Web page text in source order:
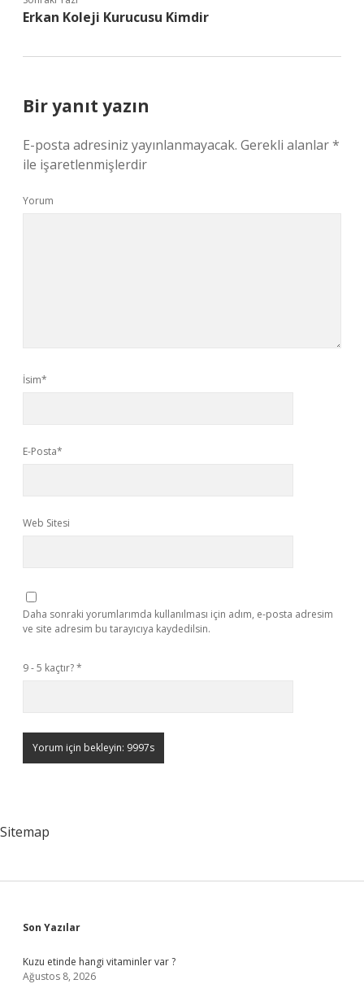
Erkan Koleji Kurucusu Kimdir
Bir yanıt yazın
E-posta adresiniz yayınlanmayacak. Gerekli alanlar*
ile işaretlenmişlerdir
Yorum
İsim*
E-Posta*
Web Sitesi
Daha sonraki yorumlarımda kullanılması için adım, e-posta adresim
ve site adresim bu tarayıcıya kaydedilsin.
9 - 5 kaçtır?*
Sitemap
Sidebar
Son Yazılar
Kuzu etinde hangi vitaminler var ?
Ağustos 8, 2026